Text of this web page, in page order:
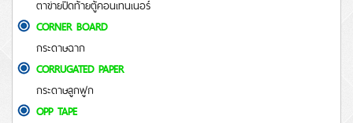
ตาข่ายปิดท้ายตู้คอนเทนเนอร์
CORNER BOARD
กระดาษฉาก
CORRUGATED PAPER
กระดาษลูกฟูก
OPP TAPE